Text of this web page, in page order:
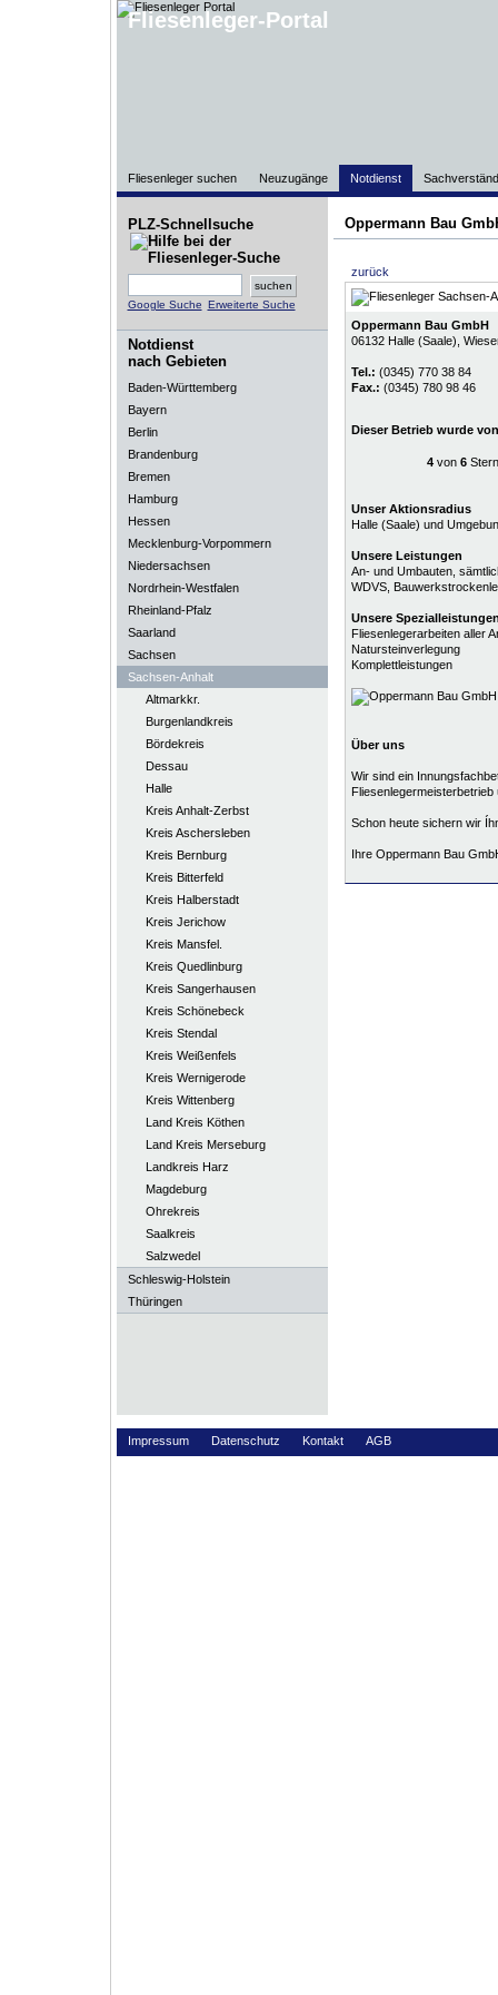
Fliesenleger-Portal
Fliesenleger suchen Neuzugänge Notdienst
PLZ-Schnellsuche
Google Suche Erweiterte Suche
Notdienst
nach Gebieten
Baden-Württemberg
Bayern
Berlin
Brandenburg
Bremen
Hamburg
Hessen
Mecklenburg-Vorpommern
Niedersachsen
Nordrhein-Westfalen
Rheinland-Pfalz
Saarland
Sachsen
Sachsen-Anhalt
Altmarkkr.
Burgenlandkreis
Bördekreis
Dessau
Halle
Kreis Anhalt-Zerbst
Kreis Aschersleben
Kreis Bernburg
Kreis Bitterfeld
Kreis Halberstadt
Kreis Jerichow
Kreis Mansfel.
Kreis Quedlinburg
Kreis Sangerhausen
Kreis Schönebeck
Kreis Stendal
Kreis Weißenfels
Kreis Wernigerode
Kreis Wittenberg
Land Kreis Köthen
Land Kreis Merseburg
Landkreis Harz
Magdeburg
Ohrekreis
Saalkreis
Salzwedel
Schleswig-Holstein
Thüringen
Oppermann Bau
zurück
Oppermann Bau GmbH
06132 Halle (Saale) ,
Tel.: (0345) 770 38 84
Fax.: (0345) 780 98 46
Dieser Betrieb wurde
4von 6
Unser Aktionsradius
Halle (Saale) und
Unsere Leistungen
An- und Umbauten,
WDVS,
Unsere
Fliesenlegerarbeiten aller
Natursteinverlegung
Komplettleistungen
Über uns
Wir sind ein
Schon heute sichern wir
Ihre Oppermann Bau
Impressum Datenschutz Kontakt AGB